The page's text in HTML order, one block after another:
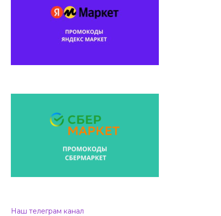
Наш телеграм канал